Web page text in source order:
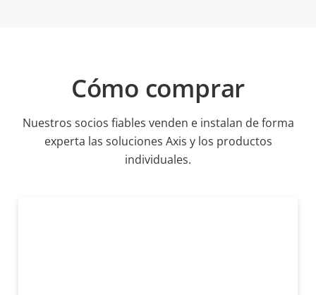
Cómo comprar
Nuestros socios fiables venden e instalan de forma
experta las soluciones Axis y los productos
individuales.